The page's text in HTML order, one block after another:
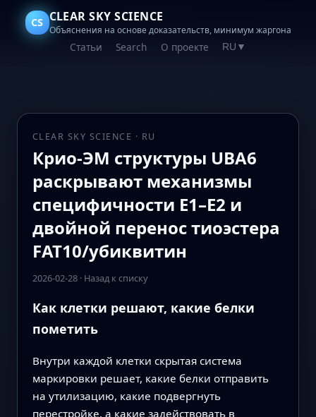
CS CLEAR SKY SCIENCE
Объяснения на основе доказательств, минимум жаргона
Статьи Search О проекте RU ▼
CLEAR SKY SCIENCE · RU
Крио-ЭМ структуры UBA6
раскрывают механизмы
специфичности E1–E2 и
двойной перенос тиоэстера
FAT10/убиквитин
2026-02-28· Назад к списку
Как клетки решают, какие белки
пометить
Внутри каждой клетки скрытая система
маркировки решает, какие белки отправить
на утилизацию, какие подвергнуть
перестройке, а какие задействовать в